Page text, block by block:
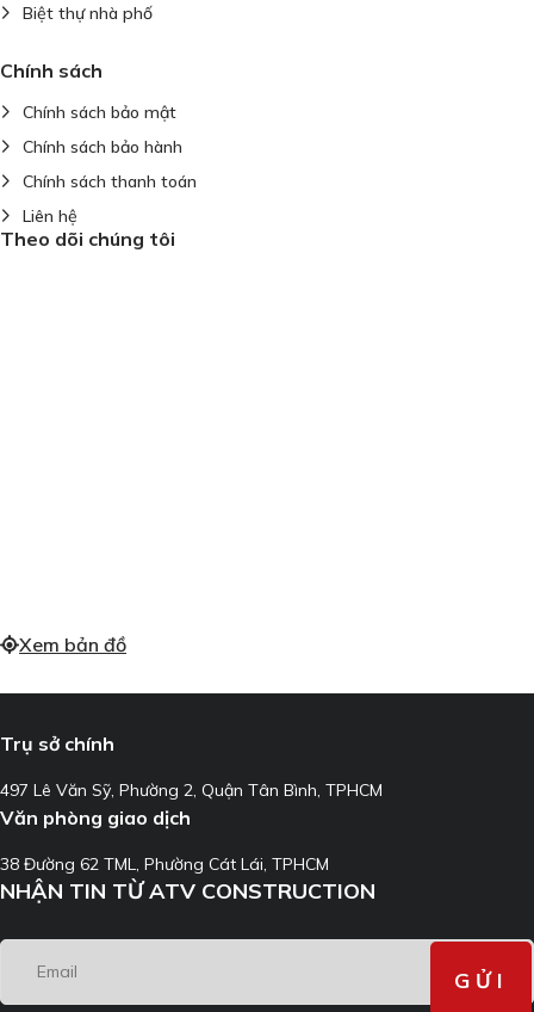
Biệt thự nhà phố
Chính sách
Chính sách bảo mật
Chính sách bảo hành
Chính sách thanh toán
Liên hệ
Theo dõi chúng tôi
Xem bản đồ
Trụ sở chính
497 Lê Văn Sỹ, Phường 2, Quận Tân Bình, TPHCM
Văn phòng giao dịch
38 Đường 62 TML, Phường Cát Lái, TPHCM
NHẬN TIN TỪ ATV CONSTRUCTION